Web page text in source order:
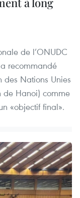
de l’ONUDC
recommandé
Nations Unies
de Hanoi) comme
«objectif final».